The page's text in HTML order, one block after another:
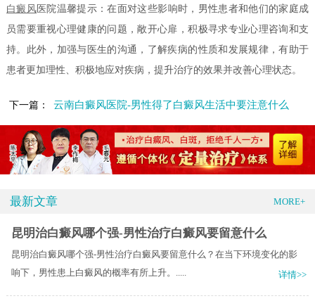
白癜风 医院温馨提示：在面对这些影响时，男性患者和他们的家庭成
员需要重视心理健康的问题，敞开心扉，积极寻求专业心理咨询和支
持。此外，加强与医生的沟通，了解疾病的性质和发展规律，有助于
患者更加理性、积极地应对疾病，提升治疗的效果并改善心理状态。
下一篇： 云南白癜风医院-男性得了白癜风生活中要注意什么
最新文章 MORE+
昆明治白癜风哪个强-男性治疗白癜风要留意什么
昆明治白癜风哪个强-男性治疗白癜风要留意什么？在当下环境变化的影
响下，男性患上白癜风的概率有所上升。.....
详情>>